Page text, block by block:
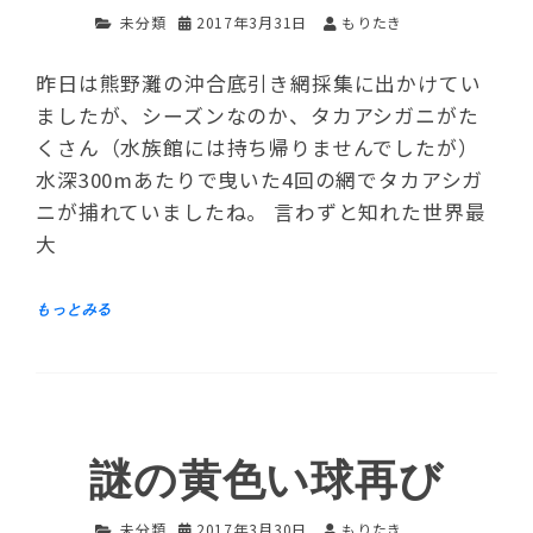
未分類 2017年3月31日 もりたき
昨日は熊野灘の沖合底引き網採集に出かけてい
ましたが、シーズンなのか、タカアシガニがた
くさん（水族館には持ち帰りませんでしたが）
水深300mあたりで曳いた4回の網でタカアシガ
ニが捕れていましたね。 言わずと知れた世界最
大
謎の黄色い球再び